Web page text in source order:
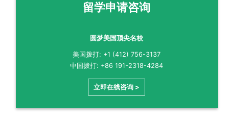
留学申请咨询
圆梦美国顶尖名校
美国拨打: +1 (412) 756-3137
中国拨打: +86 191-2318-4284
立即在线咨询 >